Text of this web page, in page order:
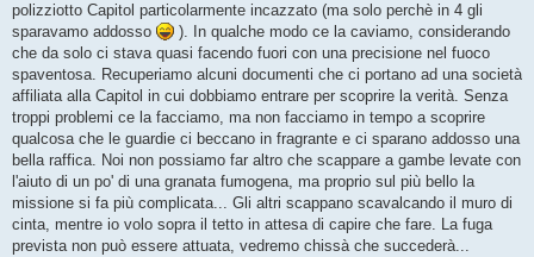
polizziotto Capitol particolarmente incazzato (ma solo perchè in 4 gli
sparavamo addosso
). In qualche modo ce la caviamo, considerando
che da solo ci stava quasi facendo fuori con una precisione nel fuoco
spaventosa. Recuperiamo alcuni documenti che ci portano ad una società
affiliata alla Capitol in cui dobbiamo entrare per scoprire la verità. Senza
troppi problemi ce la facciamo, ma non facciamo in tempo a scoprire
qualcosa che le guardie ci beccano in fragrante e ci sparano addosso una
bella raffica. Noi non possiamo far altro che scappare a gambe levate con
l'aiuto di un po' di una granata fumogena, ma proprio sul più bello la
missione si fa più complicata... Gli altri scappano scavalcando il muro di
cinta, mentre io volo sopra il tetto in attesa di capire che fare. La fuga
prevista non può essere attuata, vedremo chissà che succederà...